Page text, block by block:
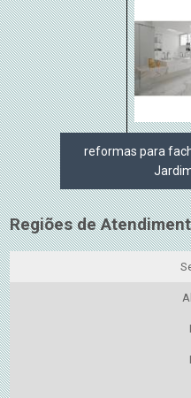
reformas para
Regiões de